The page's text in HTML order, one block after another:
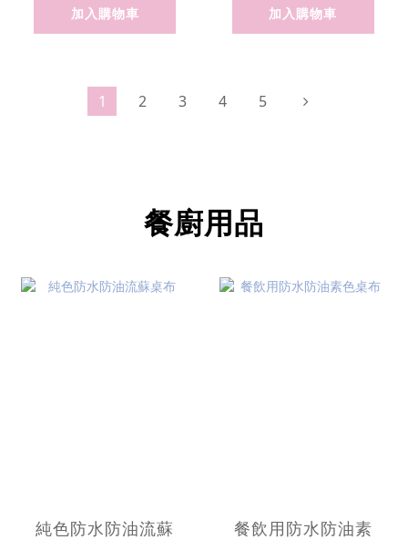
加入購物車 加入購物車
1 2 3 4 5
餐廚用品
純色防水防油流蘇
餐飲用防水防油素